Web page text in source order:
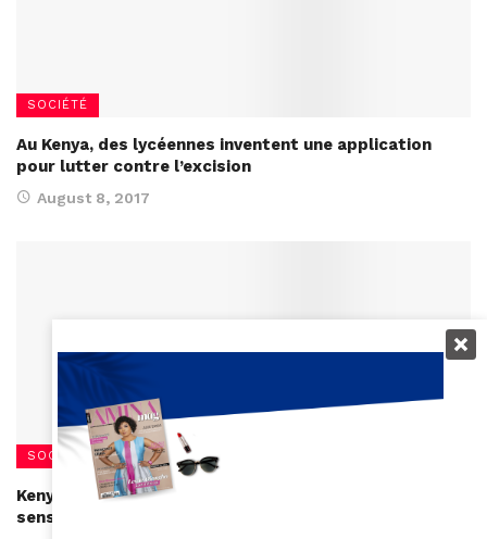
SOCIÉTÉ
Au Kenya, des lycéennes inventent une application
pour lutter contre l’excision
August 8, 2017
SOCIÉTÉ
Kenya : 5 adolescentes créent une application pour
sensibiliser sur les mutilations génitales